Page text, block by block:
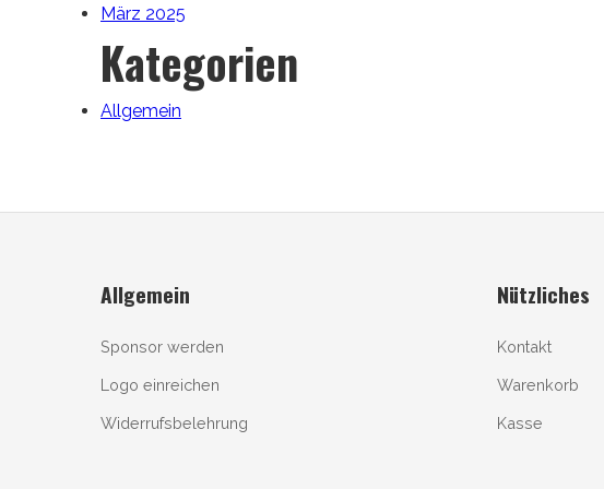
März 2025
Kategorien
Allgemein
Allgemein
Sponsor werden
Logo einreichen
Widerrufsbelehrung
Nützliches
Kontakt
Warenkorb
Kasse